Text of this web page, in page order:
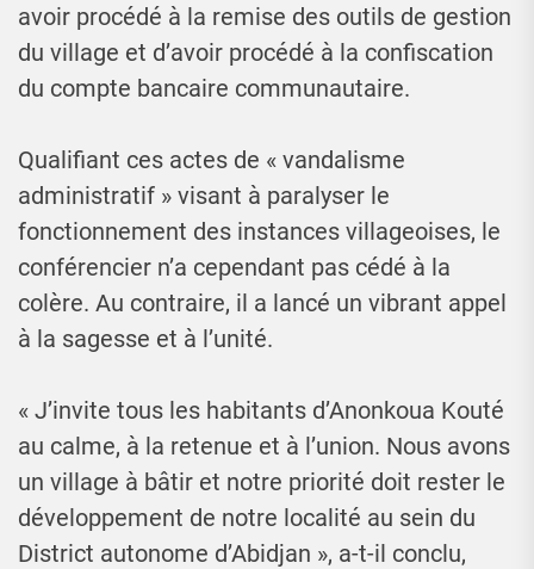
avoir procédé à la remise des outils de gestion
du village et d’avoir procédé à la confiscation
du compte bancaire communautaire.
Qualifiant ces actes de « vandalisme
administratif » visant à paralyser le
fonctionnement des instances villageoises, le
conférencier n’a cependant pas cédé à la
colère. Au contraire, il a lancé un vibrant appel
à la sagesse et à l’unité.
« J’invite tous les habitants d’Anonkoua Kouté
au calme, à la retenue et à l’union. Nous avons
un village à bâtir et notre priorité doit rester le
développement de notre localité au sein du
District autonome d’Abidjan », a-t-il conclu,